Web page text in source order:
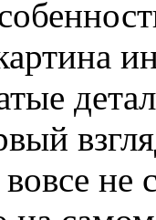
не